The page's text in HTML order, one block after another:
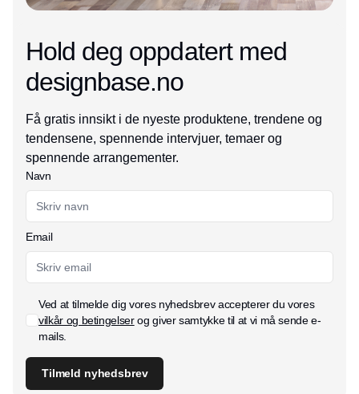
Hold deg oppdatert med
designbase.no
Få gratis innsikt i de nyeste produktene, trendene og
tendensene, spennende intervjuer, temaer og
spennende arrangementer.
Navn
Email
Ved at tilmelde dig vores nyhedsbrev accepterer du vores
vilkår og betingelserog giver samtykke til at vi må sende e-
mails.
Tilmeld nyhedsbrev